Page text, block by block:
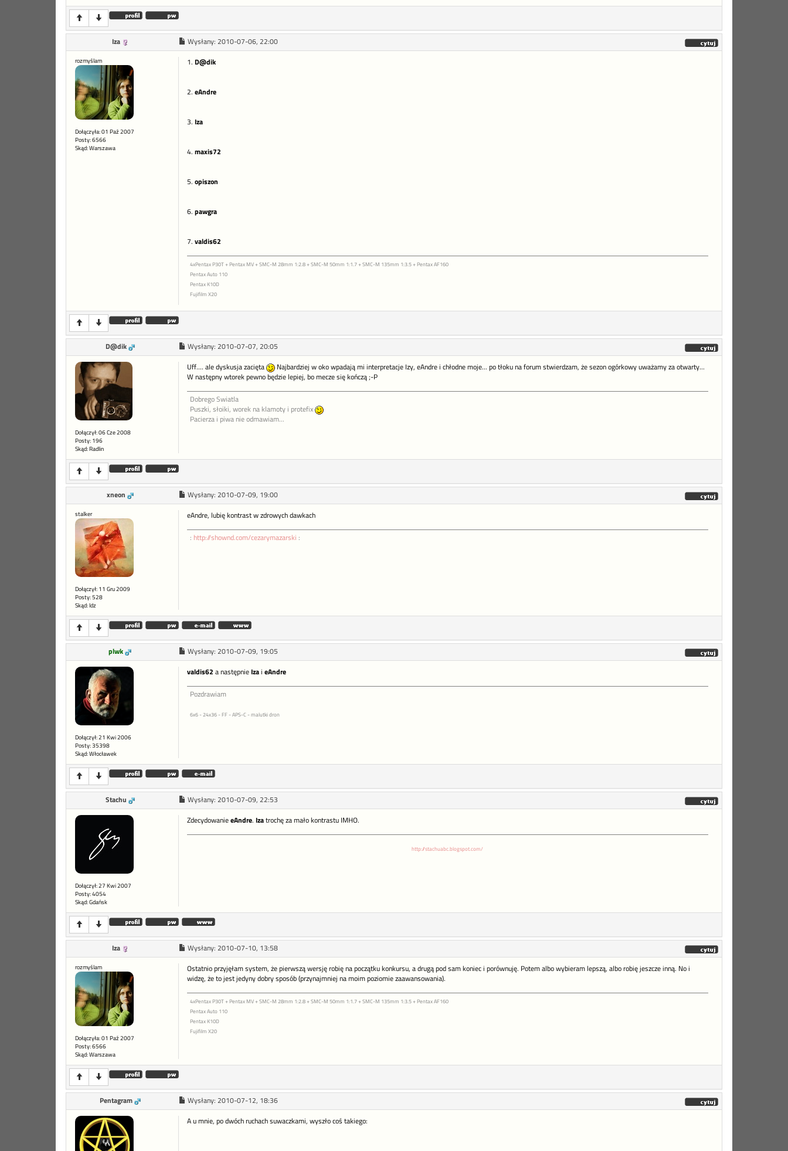
Iza Wysłany: 2010-07-06, 22:00
rozmyślam
Dołączyła: 01 Paź 2007
Posty: 6566
Skąd: Warszawa
1. D@dik
2. eAndre
3. Iza
4. maxis72
5. opiszon
6. pawgra
7. valdis62
4xPentax P30T + Pentax MV + SMC-M 28mm 1:2.8 + SMC-M 50mm 1:1.7 + SMC-M 135mm 1:3.5 + Pentax AF160
Pentax Auto 110
Pentax K10D
Fujifilm X20
D@dik Wysłany: 2010-07-07, 20:05
Dołączył: 06 Cze 2008
Posty: 196
Skąd: Radlin
Uff.... ale dyskusja zacięta
Najbardziej w oko wpadają mi interpretacje Izy, eAndre i chłodne moje... po tłoku na forum stwierdzam, że sezon ogórkowy uważamy za otwarty...
W następny wtorek pewno będzie lepiej, bo mecze się kończą ;-P
Dobrego Swiatla
Puszki, słoiki, worek na klamoty i protefix
Pacierza i piwa nie odmawiam...
xneon Wysłany: 2010-07-09, 19:00
stalker
Dołączył: 11 Gru 2009
Posty: 528
Skąd: ldz
eAndre, lubię kontrast w zdrowych dawkach
: http://shownd.com/cezarymazarski :
plwk Wysłany: 2010-07-09, 19:05
Dołączył: 21 Kwi 2006
Posty: 35398
Skąd: Włocławek
valdis62 a następnieIzai eAndre
Pozdrawiam
6x6 - 24x36 - FF - APS-C - malutki dron
Stachu Wysłany: 2010-07-09, 22:53
Dołączył: 27 Kwi 2007
Posty: 4054
Skąd: Gdańsk
ZdecydowanieeAndre. Izatrochę za mało kontrastu IMHO.
http://stachuabc.blogspot.com/
Iza Wysłany: 2010-07-10, 13:58
rozmyślam
Dołączyła: 01 Paź 2007
Posty: 6566
Skąd: Warszawa
Ostatnio przyjęłam system, że pierwszą wersję robię na początku konkursu, a drugą pod sam koniec i porównuję. Potem albo wybieram lepszą, albo robię jeszcze inną. No i
widzę, że to jest jedyny dobry sposób (przynajmniej na moim poziomie zaawansowania).
4xPentax P30T + Pentax MV + SMC-M 28mm 1:2.8 + SMC-M 50mm 1:1.7 + SMC-M 135mm 1:3.5 + Pentax AF160
Pentax Auto 110
Pentax K10D
Fujifilm X20
Pentagram Wysłany: 2010-07-12, 18:36
A u mnie, po dwóch ruchach suwaczkami, wyszło coś takiego: